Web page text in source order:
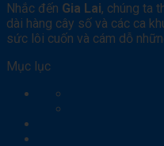
Nhắc đến Gia Lai, chúng ta
dài hàng cây số và các ca
sức lôi cuốn và cám dỗ
Mục lục